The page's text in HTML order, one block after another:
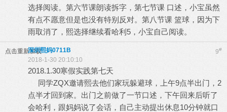
选择阅读。第六节课朗读拆字，第七节课 口述，小宝虽然
有点不愿意但是也没有特别反对。第八节课 篮球，因为下
雨取消了，熙选择继续看哈利5，小宝自己阅读。
点击重新加载 9#
深圳熙妈0711B
2018-1-30 20:10:10
2018.1.30寒假实践第七天
同学ZQX邀请熙去他们家玩躲避球，上午9点半出门，2
点半才回到家。出门之前做了一节口述，下午回来后听了
会哈利，跟妈妈说了会话，自己主动提出休息10分钟就口